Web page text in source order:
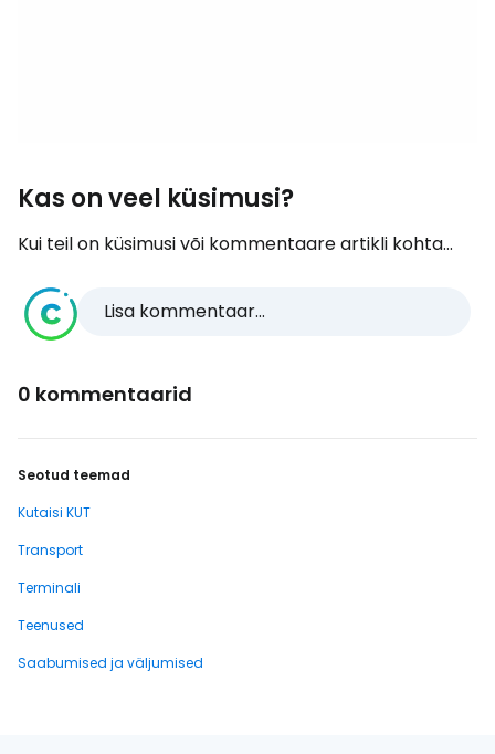
Kas on veel küsimusi?
Kui teil on küsimusi või kommentaare artikli kohta...
Lisa kommentaar...
0 kommentaarid
Seotud teemad
Kutaisi KUT
Transport
Terminali
Teenused
Saabumised ja väljumised